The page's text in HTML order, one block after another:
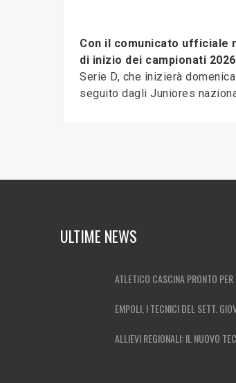
Con il comunicato ufficiale
di inizio dei campionati
Serie D, che inizierà
seguito dagli Juniores
ULTIME NEWS
ATLETICO CASCINA PRONTO
EMPOLI, I TECNICI DEL SETT.
ALLIEVI REGIONALI: IL NUOVO